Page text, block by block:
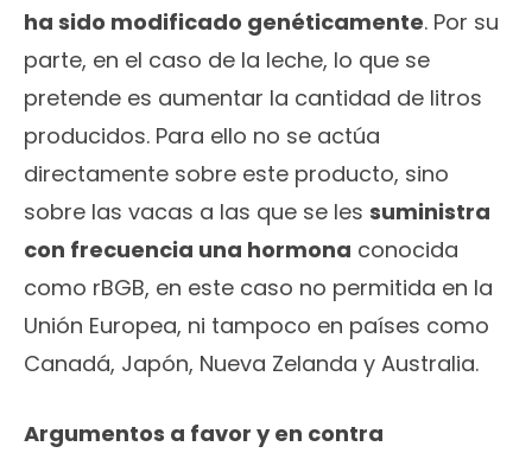
ha sido modificado genéticamente. Por su
parte, en el caso de la leche, lo que se
pretende es aumentar la cantidad de litros
producidos. Para ello no se actúa
directamente sobre este producto, sino
sobre las vacas a las que se les suministra
con frecuencia una hormona conocida
como rBGB, en este caso no permitida en la
Unión Europea, ni tampoco en países como
Canadá, Japón, Nueva Zelanda y Australia.
Argumentos a favor y en contra